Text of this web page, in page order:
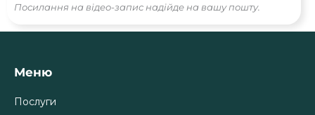
Посилання на відео-запис надійде на вашу пошту.
Меню
Послуги